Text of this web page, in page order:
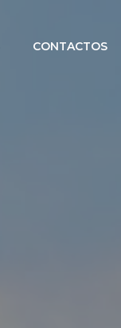
CONTACTOS